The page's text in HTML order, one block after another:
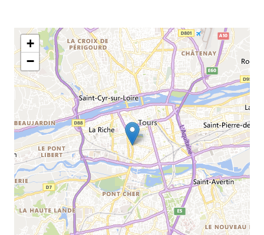
+
−
P
r
o
p
o
s
e
r
u
n
é
v
n
e